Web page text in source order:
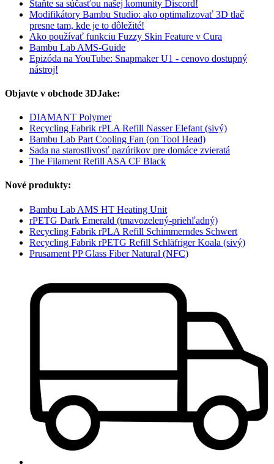
Staňte sa súčasťou našej komunity Discord!
Modifikátory Bambu Studio: ako optimalizovať 3D tlač
presne tam, kde je to dôležité!
Ako používať funkciu Fuzzy Skin Feature v Cura
Bambu Lab AMS-Guide
Epizóda na YouTube: Snapmaker U1 - cenovo dostupný
nástroj!
Objavte v obchode 3DJake:
DIAMANT Polymer
Recycling Fabrik rPLA Refill Nasser Elefant (sivý)
Bambu Lab Part Cooling Fan (on Tool Head)
Sada na starostlivosť pazúrikov pre domáce zvieratá
The Filament Refill ASA CF Black
Nové produkty:
Bambu Lab AMS HT Heating Unit
rPETG Dark Emerald (tmavozelený-priehľadný)
Recycling Fabrik rPLA Refill Schimmerndes Schwert
Recycling Fabrik rPETG Refill Schläfriger Koala (sivý)
Prusament PP Glass Fiber Natural (NFC)